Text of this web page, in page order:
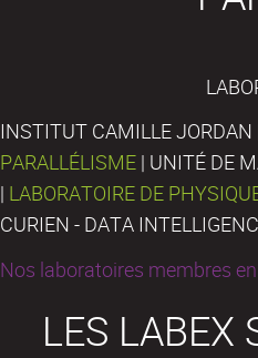
INSTITUT CAMILLE JORDAN
PARALLÉLISME | UNITÉ DE
| LABORATOIRE DE
CURIEN - DATA
Nos laboratoires membres
LES LABEX